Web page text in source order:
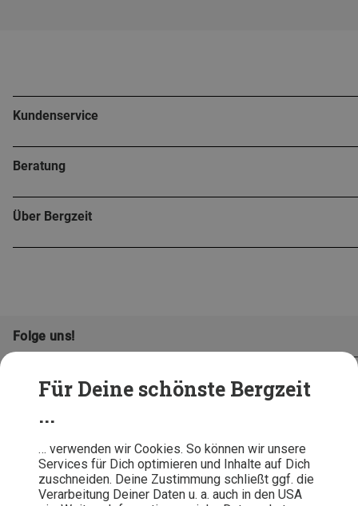
Für Deine schönste Bergzeit
...
… verwenden wir Cookies. So können wir unsere
Services für Dich optimieren und Inhalte auf Dich
zuschneiden. Deine Zustimmung schließt ggf. die
Verarbeitung Deiner Daten u. a. auch in den USA
Kundenservice
Beratung
Über Bergzeit
Folge uns!